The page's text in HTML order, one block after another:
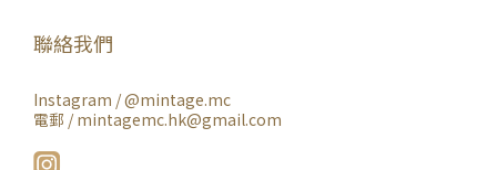
聯絡我們
Instagram /@mintage.mc
電郵 / mintagemc.hk@gmail.com